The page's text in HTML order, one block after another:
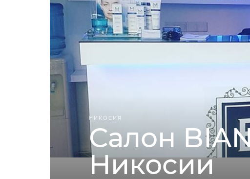
НИКОСИЯ
Салон
Никосии